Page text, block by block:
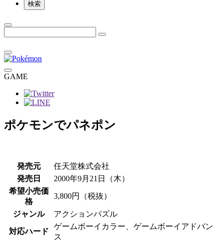
検索
GAME
ポケモンでパネポン
発売元
任天堂株式会社
発売日
2000年9月21日（木）
希望小売価
格
3,800円（税抜）
ジャンル アクションパズル
対応ハード
ゲームボーイカラー、ゲームボーイアドバン
ス